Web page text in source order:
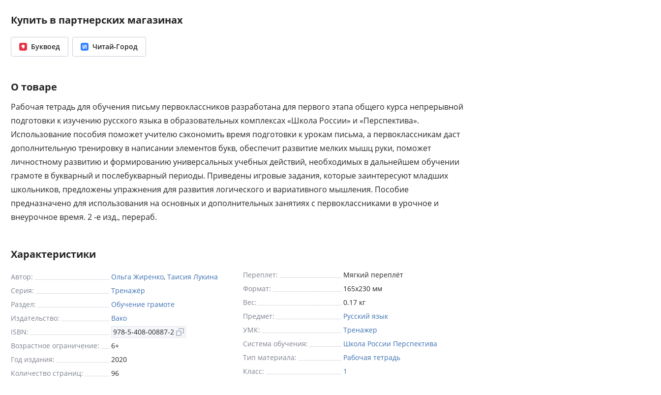
Купить в партнерских магазинах
Буквоед Читай-Город
О товаре
Рабочая тетрадь для обучения письму первоклассников разработана для первого этапа общего курса непрерывной
подготовки к изучению русского языка в образовательных комплексах «Школа России» и «Перспектива».
Использование пособия поможет учителю сэкономить время подготовки к урокам письма, а первоклассникам даст
дополнительную тренировку в написании элементов букв, обеспечит развитие мелких мышц руки, поможет
личностному развитию и формированию универсальных учебных действий, необходимых в дальнейшем обучении
грамоте в букварный и послебукварный периоды. Приведены игровые задания, которые заинтересуют младших
школьников, предложены упражнения для развития логического и вариативного мышления. Пособие
предназначено для использования на основных и дополнительных занятиях с первоклассниками в урочное и
внеурочное время. 2 -е изд., перераб.
Характеристики
Автор: Ольга Жиренко, Таисия Лукина
Серия:
Тренажёр
Раздел:
Обучение грамоте
Издательство:
Вако
ISBN:
978-5-408-00887-2
Возрастное ограничение:
6+
Год издания:
2020
Количество страниц:
96
Переплет:
Мягкий переплёт
Формат:
165x230 мм
Вес:
0.17 кг
Предмет:
Русский язык
УМК:
Тренажер
Система обучения:
Школа России Перспектива
Тип материала:
Рабочая тетрадь
Класс:
1